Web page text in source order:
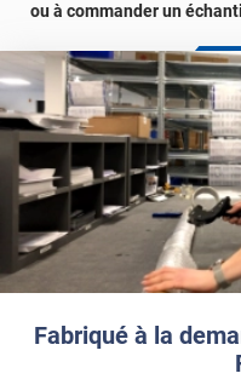
Fabriqué à la
Référence produit :
ou à commander un